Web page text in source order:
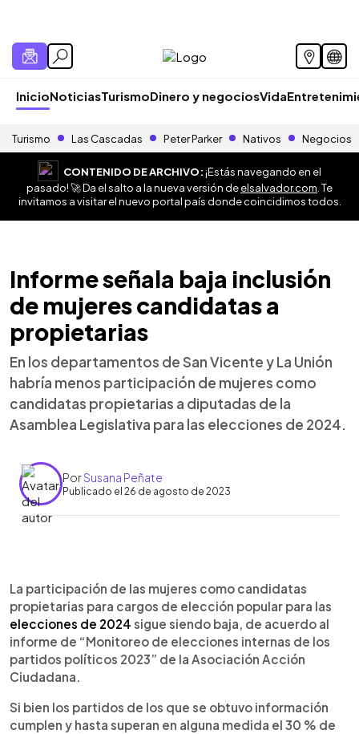
InicioNoticiasTurismoDinero y negociosVida
Turismo Las Cascadas Peter Parker Nativos Negocios
CONTENIDO DE ARCHIVO:¡Estás navegando en el
pasado! 🚀 Da el salto a la nueva versión deelsalvador.com . Te
invitamos a visitar el nuevo portal país donde coincidimos todos.
Informe señala baja inclusión
de mujeres candidatas a
propietarias
En los departamentos de San Vicente y La Unión
habría menos participación de mujeres como
candidatas propietarias a diputadas de la
Asamblea Legislativa para las elecciones de 2024.
PorSusana Peñate
Publicado el 26 de agosto de 2023
► Escuchar artículo
La participación de las mujeres como candidatas
propietarias para cargos de elección popular para las
elecciones de 2024 sigue siendo baja, de acuerdo al
informe de “Monitoreo de elecciones internas de los
partidos políticos 2023” de la Asociación Acción
Ciudadana.
Si bien los partidos de los que se obtuvo información
cumplen y hasta superan en alguna medida el 30 % de